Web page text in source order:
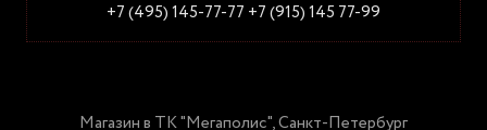
+7 (495) 145-77-77 +7 (915) 145 77-99
Магазин в ТК "Мегаполис", Санкт-Петербург